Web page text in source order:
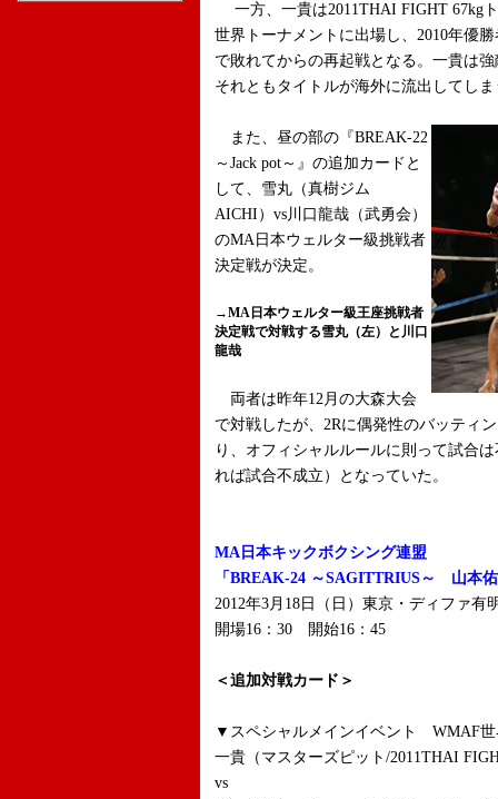
一方、一貴は2011THAI FIGHT 67kg
世界トーナメントに出場し、2010年優
で敗れてからの再起戦となる。一貴は
それともタイトルが海外に流出してし
また、昼の部の『BREAK-22
～Jack pot～』の追加カードと
して、雪丸（真樹ジム
AICHI）vs川口龍哉（武勇会）
のMA日本ウェルター級挑戦者
決定戦が決定。
→MA日本ウェルター級王座挑戦者
決定戦で対戦する雪丸（左）と川口
龍哉
両者は昨年12月の大森大会
で対戦したが、2Rに偶発性のバッティ
り、オフィシャルルールに則って試合
れば試合不成立）となっていた。
MA日本キックボクシング連盟
「BREAK-24 ～SAGITTRIUS～ 山本
2012年3月18日（日）東京・ディファ有
開場16：30 開始16：45
＜追加対戦カード＞
▼スペシャルメインイベント WMAF
一貴（マスターズピット/2011THAI
vs